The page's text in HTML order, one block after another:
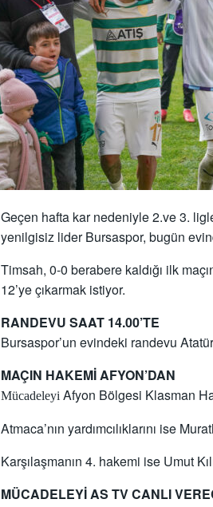
Geçen hafta kar nedeniyle 2.ve 3.
yenilgisiz lider Bursaspor, bugün
Timsah, 0-0 berabere kaldığı ilk
12’ye çıkarmak istiyor.
RANDEVU SAAT 14.00’TE
Bursaspor’un evindeki randevu
MAÇIN HAKEMİ AFYON’DAN
Mücadeleyi Afyon Bölgesi Klasman
Atmaca’nın yardımcılıklarını ise
Karşılaşmanın 4. hakemi ise Umut
MÜCADELEYİ AS TV CANLI